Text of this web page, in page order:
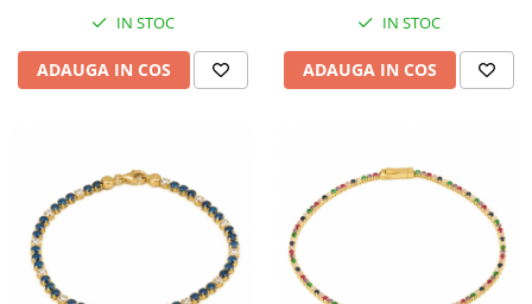
IN STOC
ADAUGA IN COS
IN STOC
ADAUGA IN COS